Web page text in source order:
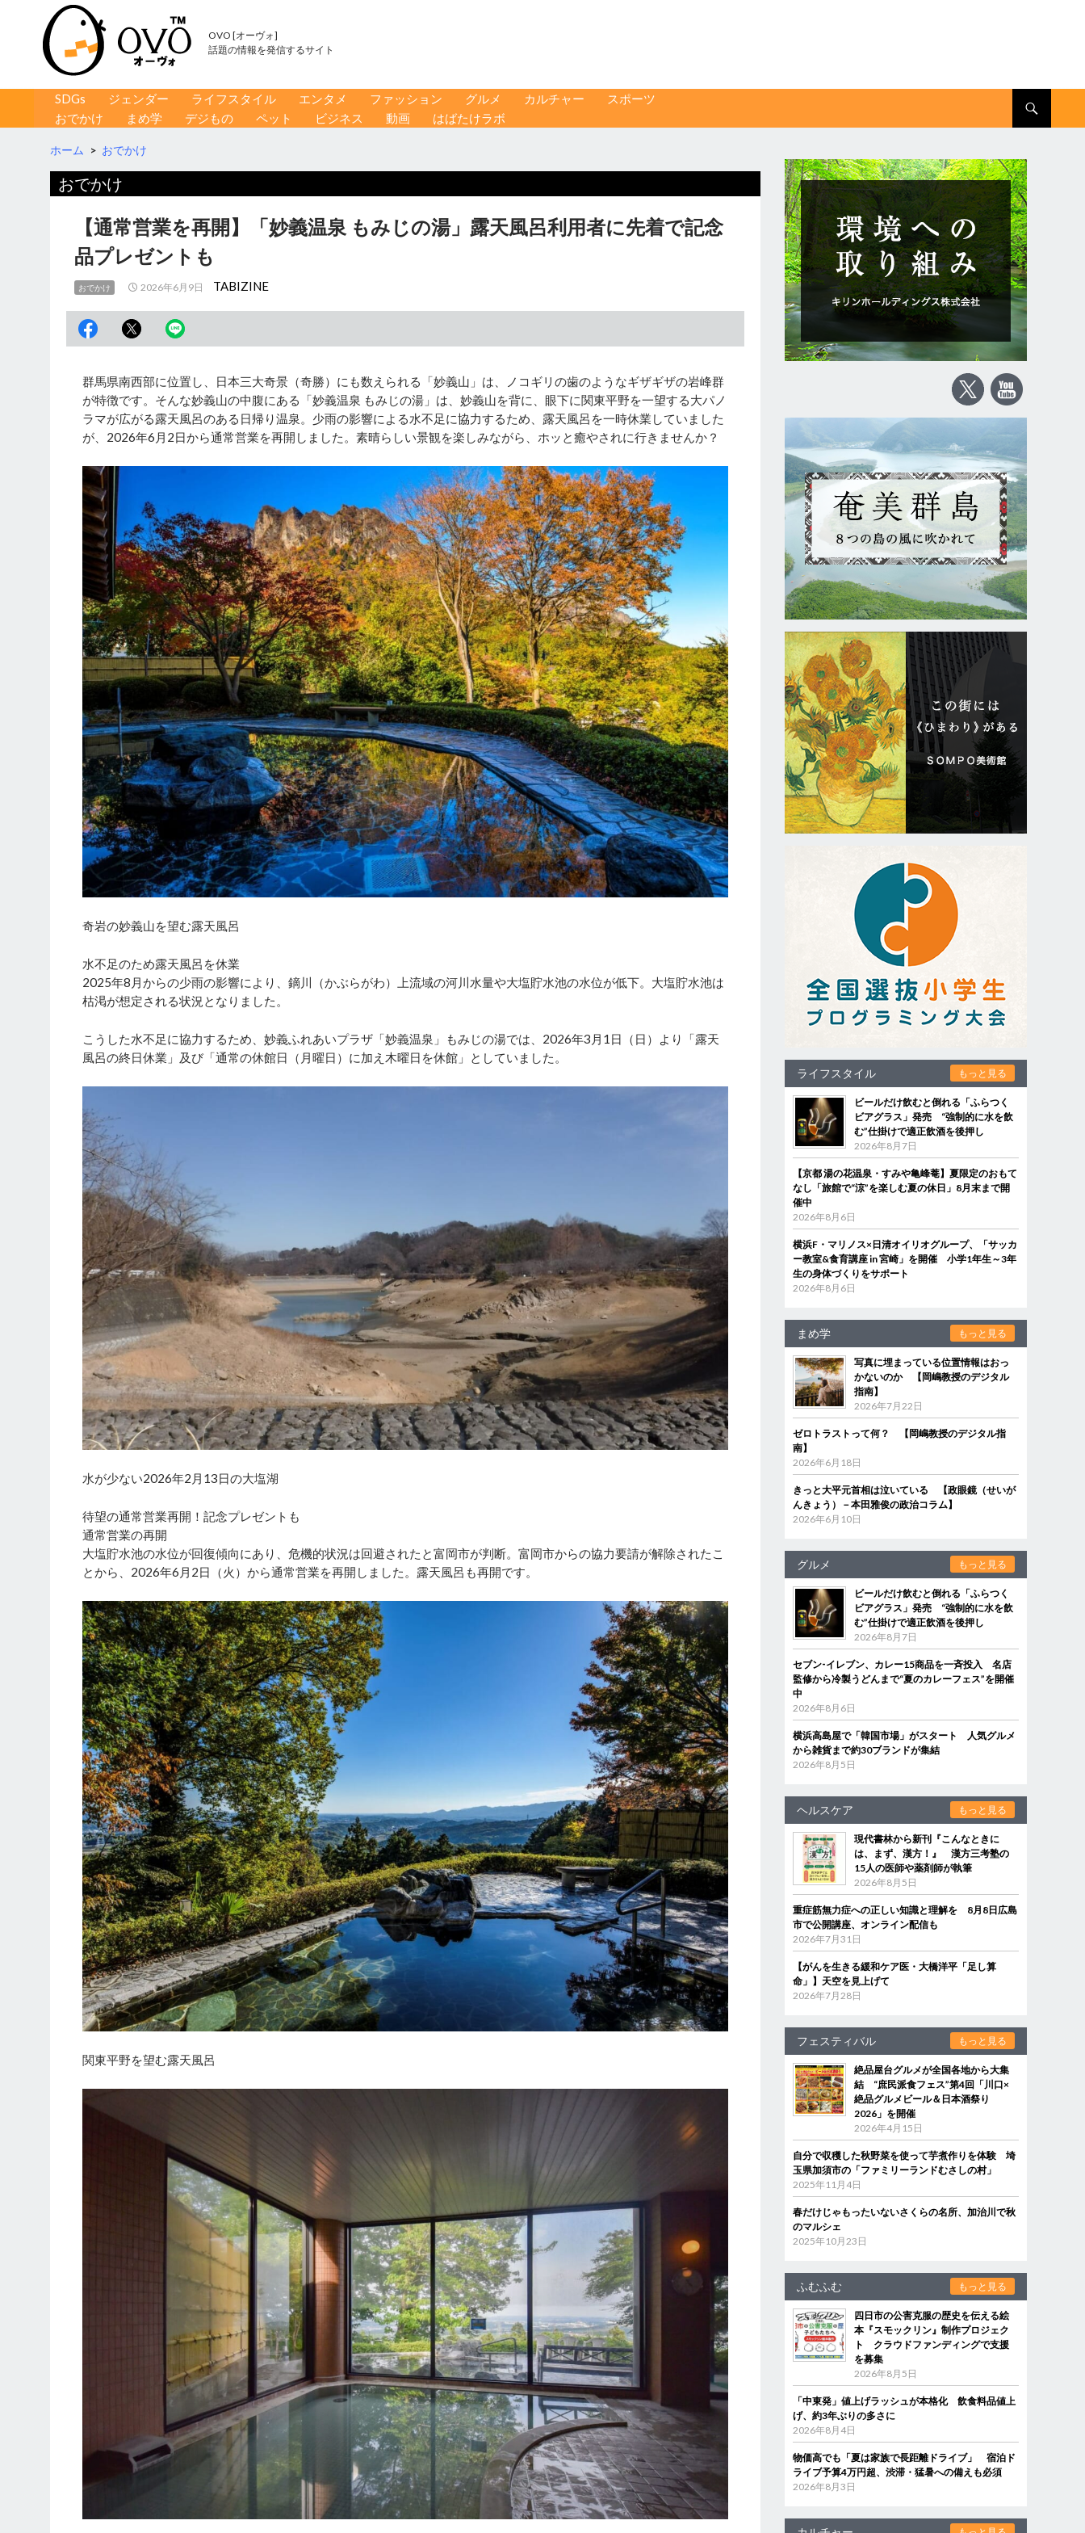
OVO [オーヴォ]
話題の情報を発信するサイト
コンテンツへ移動
SDGs ジェンダー ライフスタイル エンタメ ファッション グルメ カルチャー
スポーツ
おでかけ
まめ学 デジもの ペット ビジネス 動画 はばたけラボ
ホーム > おでかけ
おでかけ
【通常営業を再開】「妙義温泉 もみじの湯」露天風呂利用者に先着で記念
品プレゼントも
おでかけ 2026年6月9日 TABIZINE
群馬県南西部に位置し、日本三大奇景（奇勝）にも数えられる「妙義山」は、ノコギリの歯のようなギザギザの岩峰群
が特徴です。そんな妙義山の中腹にある「妙義温泉 もみじの湯」は、妙義山を背に、眼下に関東平野を一望する大パノ
ラマが広がる露天風呂のある日帰り温泉。少雨の影響による水不足に協力するため、露天風呂を一時休業していました
が、2026年6月2日から通常営業を再開しました。素晴らしい景観を楽しみながら、ホッと癒やされに行きませんか？
奇岩の妙義山を望む露天風呂
水不足のため露天風呂を休業
2025年8月からの少雨の影響により、鏑川（かぶらがわ）上流域の河川水量や大塩貯水池の水位が低下。大塩貯水池は
枯渇が想定される状況となりました。
こうした水不足に協力するため、妙義ふれあいプラザ「妙義温泉」もみじの湯では、2026年3月1日（日）より「露天
風呂の終日休業」及び「通常の休館日（月曜日）に加え木曜日を休館」としていました。
水が少ない2026年2月13日の大塩湖
待望の通常営業再開！記念プレゼントも
通常営業の再開
大塩貯水池の水位が回復傾向にあり、危機的状況は回避されたと富岡市が判断。富岡市からの協力要請が解除されたこ
とから、2026年6月2日（火）から通常営業を再開しました。露天風呂も再開です。
関東平野を望む露天風呂
ライフスタイル もっと見る
ビールだけ飲むと倒れる「ふらつく
ビアグラス」発売 “強制的に水を飲
む”仕掛けで適正飲酒を後押し
2026年8月7日
【京都 湯の花温泉・すみや亀峰菴】夏限定のおもて
なし「旅館で“涼”を楽しむ夏の休日」8月末まで開
催中
2026年8月6日
横浜F・マリノス×日清オイリオグループ、「サッカ
ー教室&食育講座 in 宮崎」を開催 小学1年生～3年
生の身体づくりをサポート
2026年8月6日
まめ学 もっと見る
写真に埋まっている位置情報はおっ
かないのか 【岡嶋教授のデジタル
指南】
2026年7月22日
ゼロトラストって何？ 【岡嶋教授のデジタル指
南】
2026年6月18日
きっと大平元首相は泣いている 【政眼鏡（せいが
んきょう）－本田雅俊の政治コラム】
2026年6月10日
グルメ もっと見る
ビールだけ飲むと倒れる「ふらつく
ビアグラス」発売 “強制的に水を飲
む”仕掛けで適正飲酒を後押し
2026年8月7日
セブン‐イレブン、カレー15商品を一斉投入 名店
監修から冷製うどんまで“夏のカレーフェス”を開催
中
2026年8月6日
横浜高島屋で「韓国市場」がスタート 人気グルメ
から雑貨まで約30ブランドが集結
2026年8月5日
ヘルスケア もっと見る
現代書林から新刊『こんなときに
は、まず、漢方！』 漢方三考塾の
15人の医師や薬剤師が執筆
2026年8月5日
重症筋無力症への正しい知識と理解を 8月8日広島
市で公開講座、オンライン配信も
2026年7月31日
【がんを生きる緩和ケア医・大橋洋平「足し算
命」】天空を見上げて
2026年7月28日
フェスティバル もっと見る
絶品屋台グルメが全国各地から大集
結 “庶民派食フェス”第4回「川口×
絶品グルメビール＆日本酒祭り
2026」を開催
2026年4月15日
自分で収穫した秋野菜を使って芋煮作りを体験 埼
玉県加須市の「ファミリーランドむさしの村」
2025年11月4日
春だけじゃもったいないさくらの名所、加治川で秋
のマルシェ
2025年10月23日
ふむふむ もっと見る
四日市の公害克服の歴史を伝える絵
本『スモックリン』制作プロジェク
ト クラウドファンディングで支援
を募集
2026年8月5日
「中東発」値上げラッシュが本格化 飲食料品値上
げ、約3年ぶりの多さに
2026年8月4日
物価高でも「夏は家族で長距離ドライブ」 宿泊ド
ライブ予算4万円超、渋滞・猛暑への備えも必須
2026年8月3日